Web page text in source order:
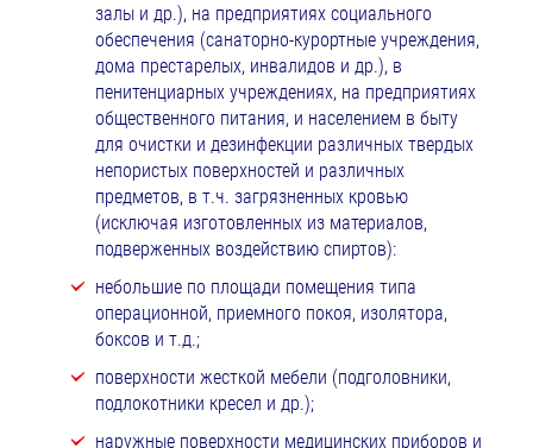
залы и др.), на предприятиях социального
обеспечения (санаторно-курортные учреждения,
дома престарелых, инвалидов и др.), в
пенитенциарных учреждениях, на предприятиях
общественного питания, и населением в быту
для очистки и дезинфекции различных твердых
непористых поверхностей и различных
предметов, в т.ч. загрязненных кровью
(исключая изготовленных из материалов,
подверженных воздействию спиртов):
небольшие по площади помещения типа
операционной, приемного покоя, изолятора,
боксов и т.д.;
поверхности жесткой мебели (подголовники,
подлокотники кресел и др.);
наружные поверхности медицинских приборов и